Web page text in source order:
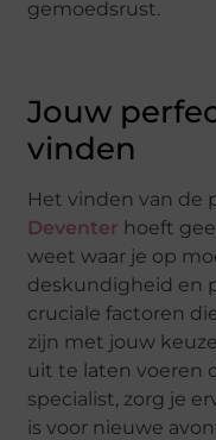
gemoedsrust.
Jouw
vinden
Het vinden van de
Deventer hoeft
weet waar je op
deskundigheid en
cruciale factoren
zijn met jouw
uit te laten voeren
specialist, zorg je
is voor nieuwe